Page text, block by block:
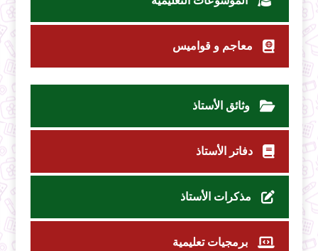
معاجم و قواميس
وثائق الأستاذ
دفاتر الأستاذ
مذكرات الأستاذ
برمجيات تعليمية